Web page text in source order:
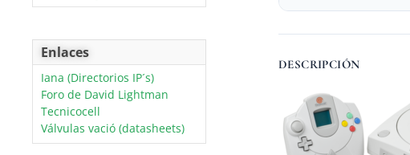
DESCRIPCIÓN
Enlaces
Iana (Directorios IP´s)
Foro de David Lightman
Tecnicocell
Válvulas vació (datasheets)